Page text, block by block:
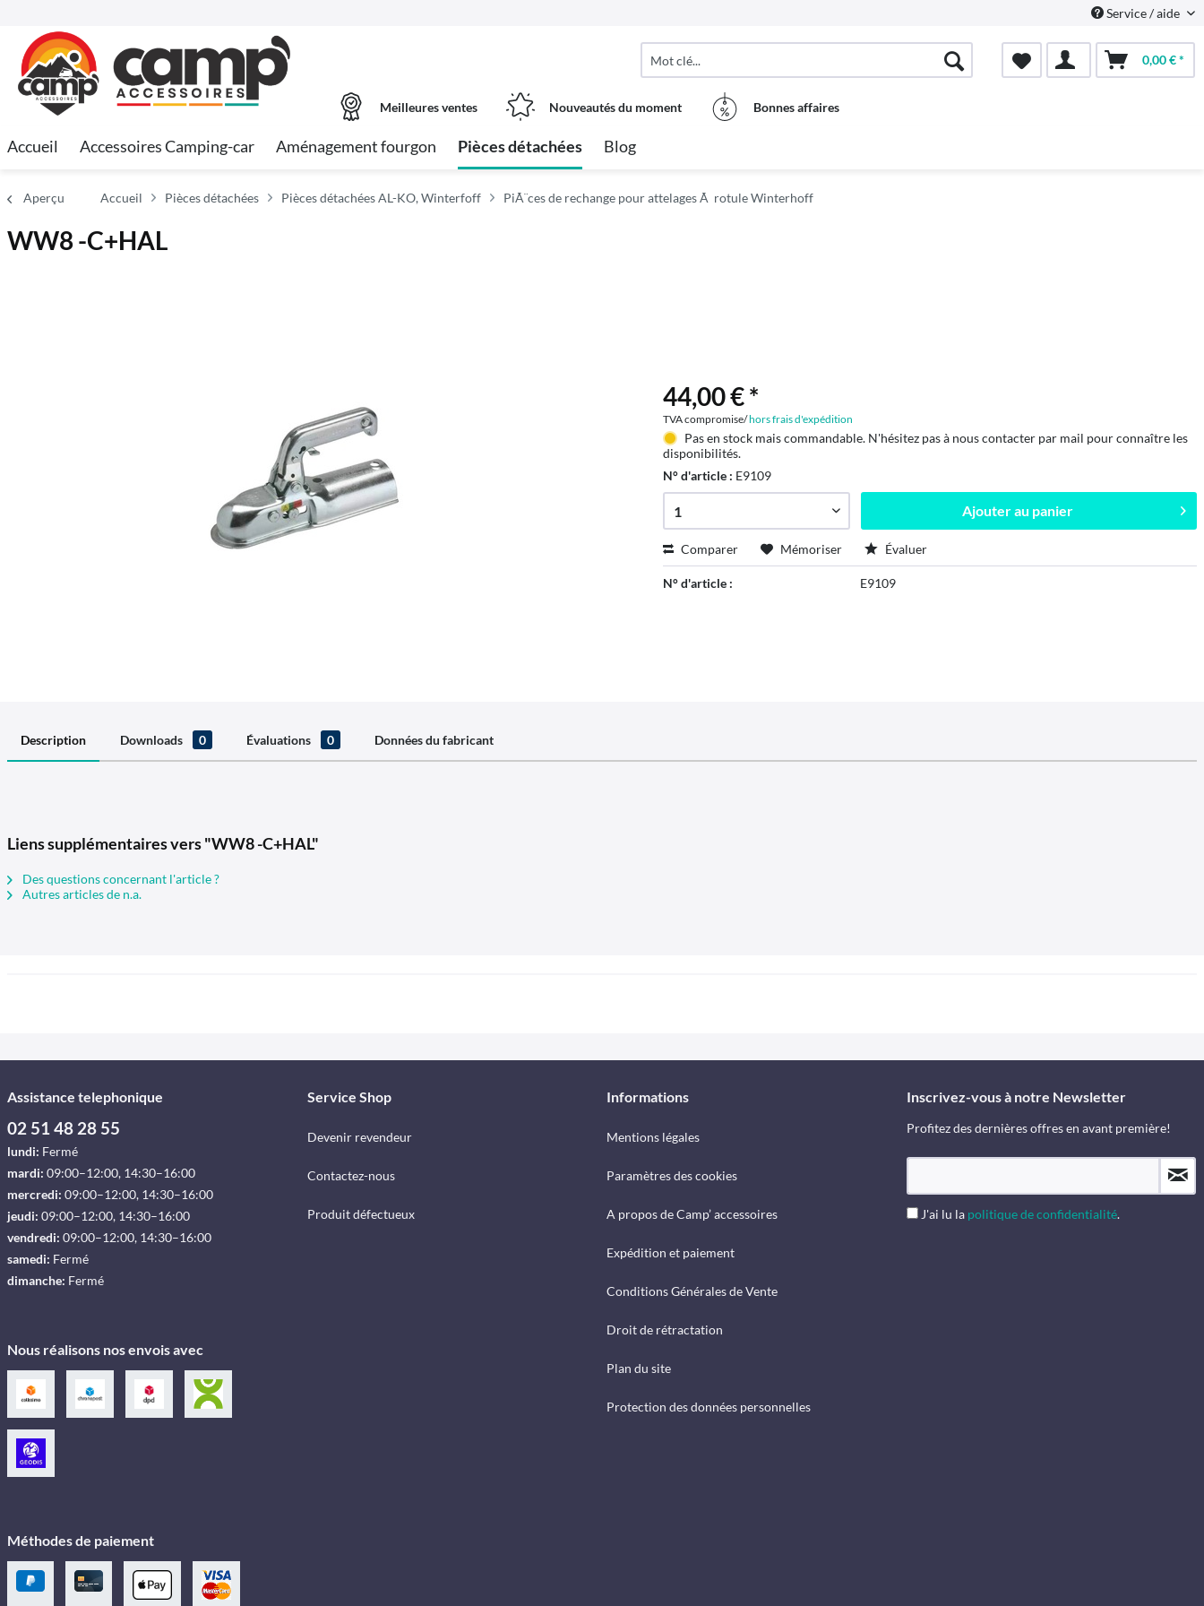
Service / aide
0,00 € *
Meilleures ventes Nouveautés du moment Bonnes affaires
Accueil Accessoires Camping-car Aménagement fourgon Pièces détachées Blog
Aperçu Accueil Pièces détachées Pièces détachées AL-KO, Winterfoff PiÃ¨ces de rechange pour attelages Ã rotule Winterhoff
WW8 -C+HAL
44,00 € *
TVA compromise/hors frais d'expédition
Pas en stock mais commandable. N'hésitez pas à nous contacter par mail pour connaître les
disponibilités.
N° d'article : E9109
Ajouter au panier
Comparer Mémoriser Évaluer
N° d'article : E9109
Description Downloads 0 Évaluations 0 Données du fabricant
Liens supplémentaires vers "WW8 -C+HAL"
Des questions concernant l'article ?
Autres articles de n.a.
Assistance telephonique
02 51 48 28 55
lundi: Fermé
mardi: 09:00–12:00, 14:30–16:00
mercredi: 09:00–12:00, 14:30–16:00
jeudi: 09:00–12:00, 14:30–16:00
vendredi: 09:00–12:00, 14:30–16:00
samedi: Fermé
dimanche: Fermé
Nous réalisons nos envois avec
Méthodes de paiement
Service Shop
Devenir revendeur
Contactez-nous
Produit défectueux
Informations
Mentions légales
Paramètres des cookies
A propos de Camp’ accessoires
Expédition et paiement
Conditions Générales de Vente
Droit de rétractation
Plan du site
Protection des données personnelles
Inscrivez-vous à notre Newsletter
Profitez des dernières offres en avant première!
J'ai lu la politique de confidentialité.